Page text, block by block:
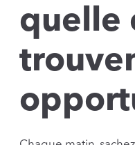
quelle